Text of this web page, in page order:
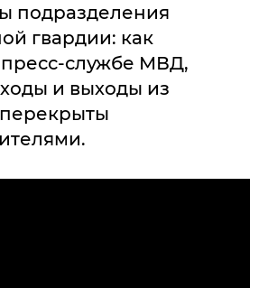
подразделения
гвардии: как
службе МВД,
и выходы из